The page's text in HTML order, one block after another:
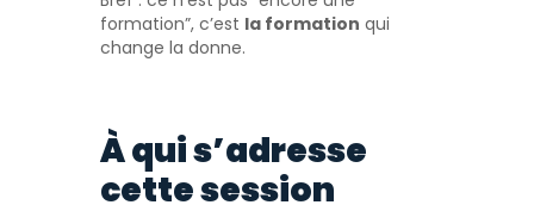
formation”, c’est la formation qui
change la donne.
À qui s’adresse
cette session